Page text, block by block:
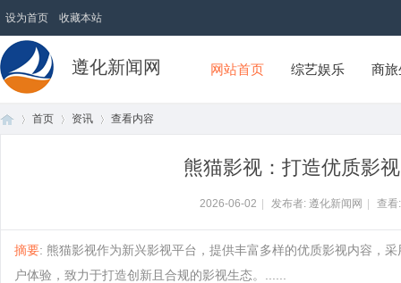
设为首页 收藏本站
遵化新闻网 网站首页 综艺娱乐 商
首页 资讯 查看内容
熊猫影视：打造优质影
2026-06-02 发布者: 遵化新闻网 查
摘要: 熊猫影视作为新兴影视平台，提供丰富多样的优质影视内容，
户体验，致力于打造创新且合规的影视生态。......